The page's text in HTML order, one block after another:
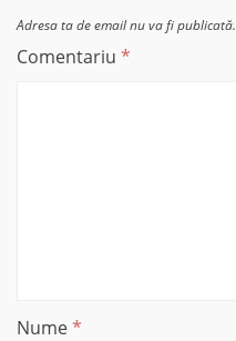
Adresa ta de email nu va fi publicată.
Comentariu *
Nume*